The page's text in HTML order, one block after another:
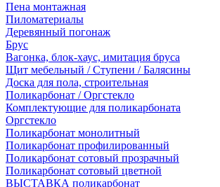
Пена монтажная
Пиломатериалы
Деревянный погонаж
Брус
Вагонка, блок-хаус, имитация бруса
Щит мебельный / Ступени / Балясины
Доска для пола, строительная
Поликарбонат / Оргстекло
Комплектующие для поликарбоната
Оргстекло
Поликарбонат монолитный
Поликарбонат профилированный
Поликарбонат сотовый прозрачный
Поликарбонат сотовый цветной
ВЫСТАВКА поликарбонат